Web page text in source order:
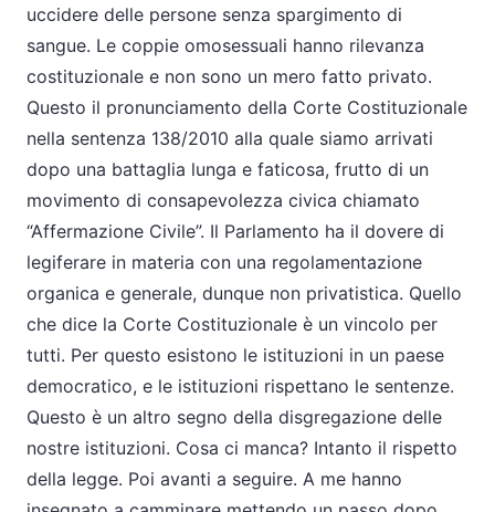
uccidere delle persone senza spargimento di
sangue. Le coppie omosessuali hanno rilevanza
costituzionale e non sono un mero fatto privato.
Questo il pronunciamento della Corte Costituzionale
nella sentenza 138/2010 alla quale siamo arrivati
dopo una battaglia lunga e faticosa, frutto di un
movimento di consapevolezza civica chiamato
“Affermazione Civile”. Il Parlamento ha il dovere di
legiferare in materia con una regolamentazione
organica e generale, dunque non privatistica. Quello
che dice la Corte Costituzionale è un vincolo per
tutti. Per questo esistono le istituzioni in un paese
democratico, e le istituzioni rispettano le sentenze.
Questo è un altro segno della disgregazione delle
nostre istituzioni. Cosa ci manca? Intanto il rispetto
della legge. Poi avanti a seguire. A me hanno